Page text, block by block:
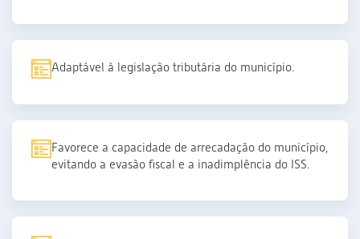
Adaptável à legislação tributária do município.
Favorece a capacidade de arrecadação do município,
evitando a evasão fiscal e a inadimplência do ISS.